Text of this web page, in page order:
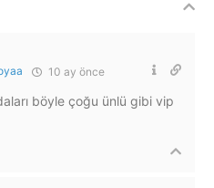
10 ay önce
böyle çoğu ünlü gibi vip